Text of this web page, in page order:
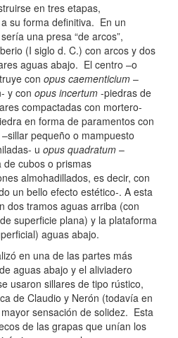
en tres etapas,
su forma definitiva. En un
una presa “de arcos”,
(I siglo d. C.) con arcos y dos
aguas abajo. El centro –o
con opus caementicium –
y con opus incertum -piedras de
compactadas con mortero-
en forma de paramentos con
–sillar pequeño o mampuesto
u opus quadratum –
cubos o prismas
almohadillados, es decir, con
un bello efecto estético-. A esta
dos tramos aguas arriba (con
superficie plana) y la plataforma
aguas abajo.
en una de las partes más
aguas abajo y el aliviadero
usaron sillares de tipo rústico,
de Claudio y Nerón (todavía en
sensación de solidez. Esta
de las grapas que unían los